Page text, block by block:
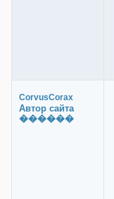
CorvusCorax
Автор сайта
������